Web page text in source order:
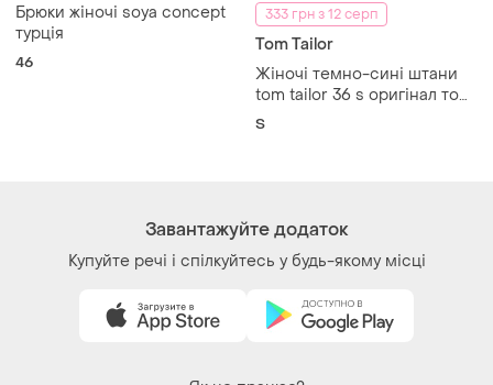
Брюки жіночі soya concept
турція
46
333 грн з 12 серп
Tom Tailor
Жіночі темно-сині штани
tom tailor 36 s оригінал том
тейлор віскозні брюки на
S
Завантажуйте додаток
Купуйте речі і спілкуйтесь у будь-якому місці